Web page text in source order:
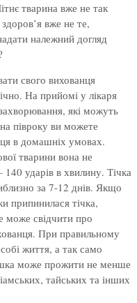
тварина вже не так
вже не те,
належний догляд
свого вихованця
На прийомі у лікаря
які можуть
півроку ви можете
в домашніх умовах.
тварини вона не
ударів в хвилину. Тічка
за 7-12 днів. Якщо
припинилася тічка,
може свідчити про
При правильному
життя, а так само
може прожити не менше
тайських та інших